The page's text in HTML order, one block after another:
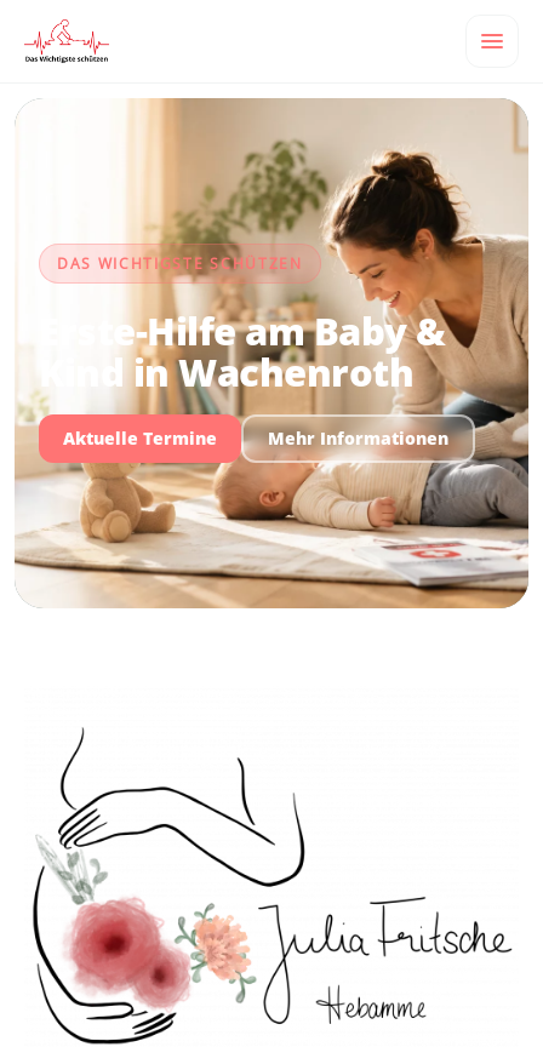
DAS WICHTIGSTE SCHÜTZEN
Erste-Hilfe am Baby &
Kind in Wachenroth
Aktuelle Termine Mehr Informationen